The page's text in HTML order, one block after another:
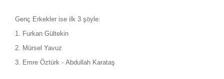
Genç Erkekler ise ilk 3 şöyle:
1. Furkan Gültekin
2. Mürsel Yavuz
3. Emre Öztürk - Abdullah Karataş